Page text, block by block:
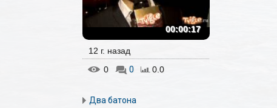
00:00:17
12 г. назад
0
0 0.0
Два батона